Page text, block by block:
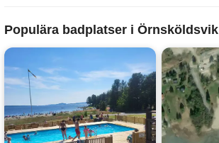
Populära badplatser i Örnsköldsvik